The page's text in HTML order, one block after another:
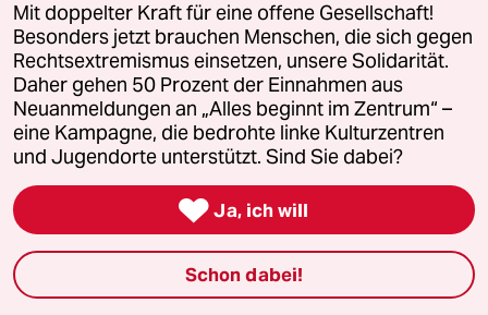
Le Monde diplomatique
taz Archiv
Mehr taz Angebote
Reisen
Mit doppelter Kraft für eine offene Gesellschaft!
Besonders jetzt brauchen Menschen, die sich gegen
Rechtsextremismus einsetzen, unsere Solidarität.
Daher gehen 50 Prozent der Einnahmen aus
Neuanmeldungen an „Alles beginnt im Zentrum“ –
eine Kampagne, die bedrohte linke Kulturzentren
und Jugendorte unterstützt. Sind Sie dabei?
 Ja, ich will
Schon dabei!